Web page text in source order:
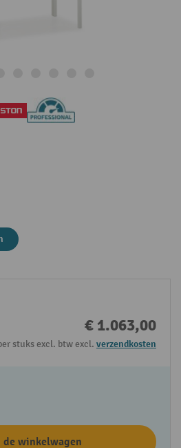
€ 1.063,00
stuks excl. btw excl. verzendkosten
de winkelwagen